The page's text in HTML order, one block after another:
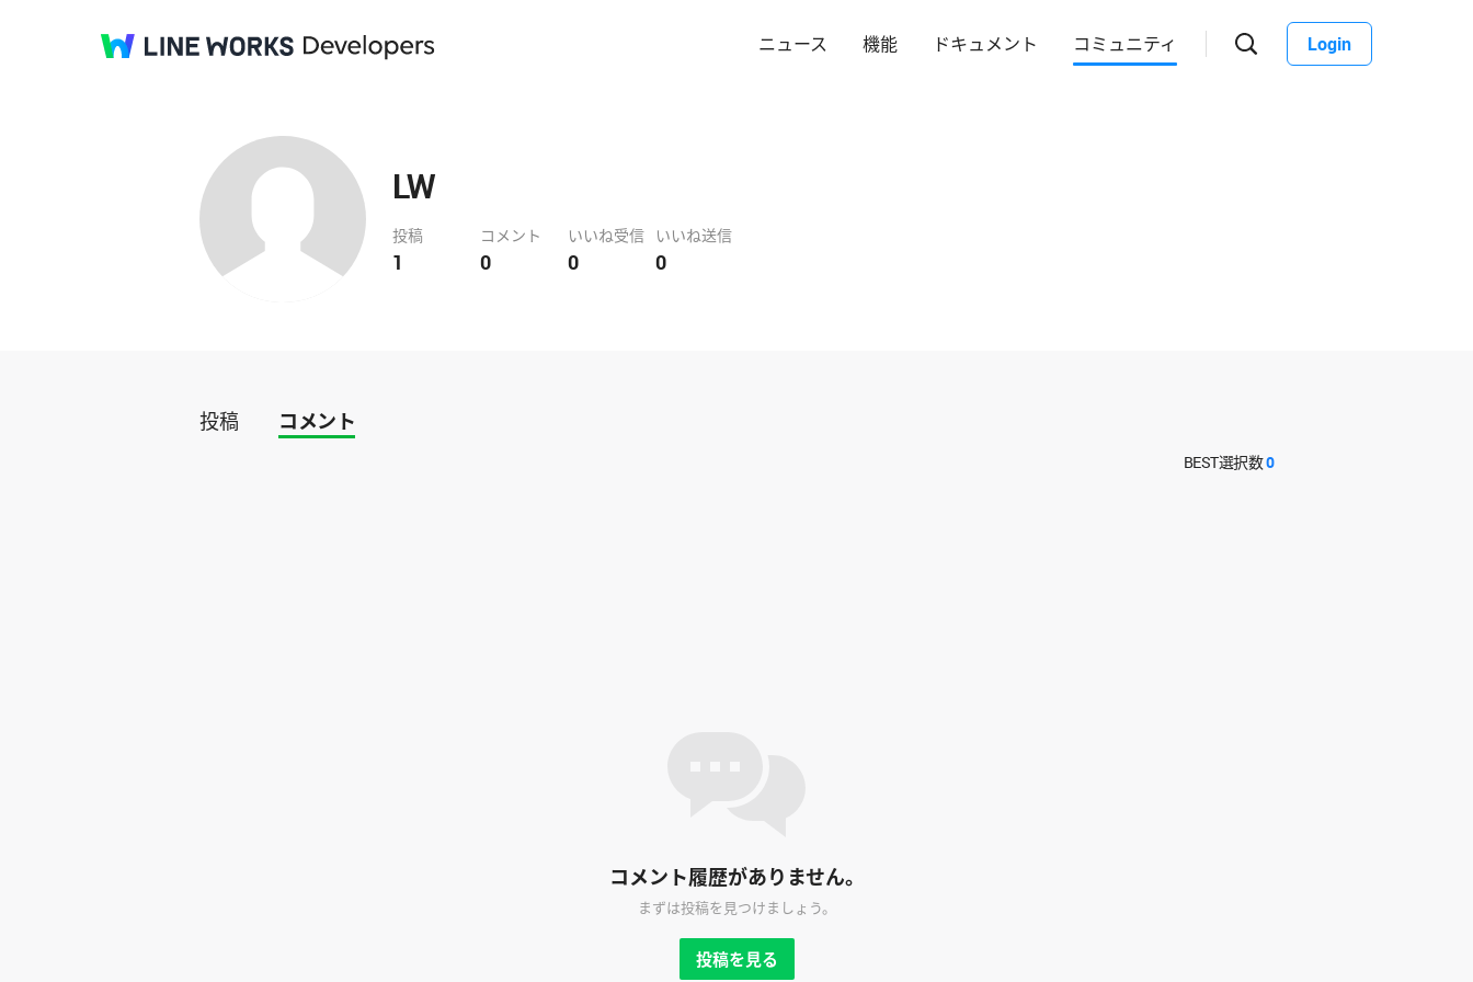
ニュース 機能 ドキュメント コミュニティ Login
LW
投稿
1
コメント
0
いいね受信
0
いいね送信
0
投稿 コメント
BEST選択数0
コメント履歴がありません。
まずは投稿を見つけましょう。
投稿を見る